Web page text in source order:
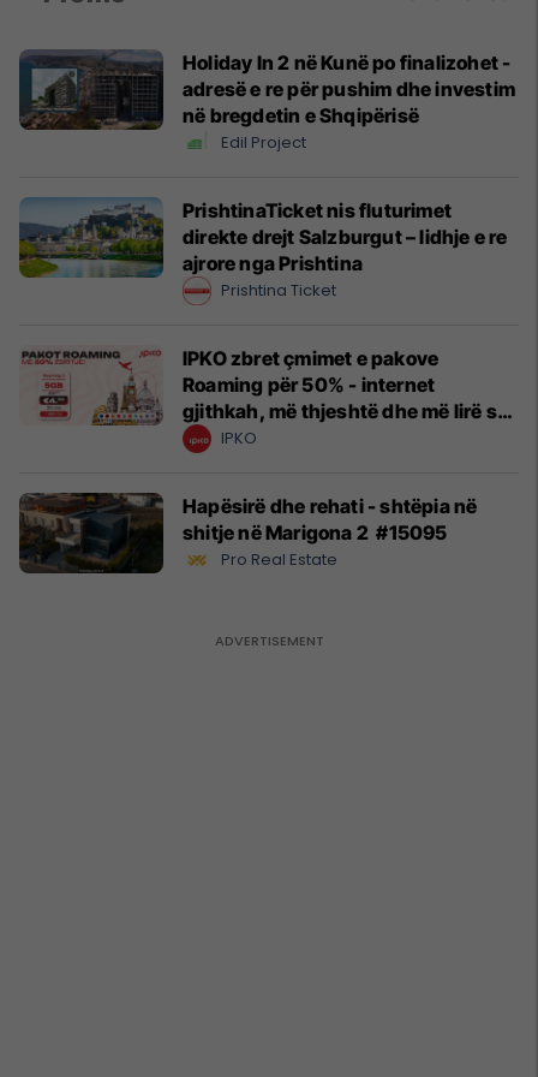
Holiday In 2 në Kunë po finalizohet -
adresë e re për pushim dhe investim
në bregdetin e Shqipërisë
Edil Project
PrishtinaTicket nis fluturimet
direkte drejt Salzburgut – lidhje e re
ajrore nga Prishtina
Prishtina Ticket
IPKO zbret çmimet e pakove
Roaming për 50% - internet
gjithkah, më thjeshtë dhe më lirë se
kurrë!IPKO
Hapësirë dhe rehati - shtëpia në
shitje në Marigona 2 #15095
Pro Real Estate